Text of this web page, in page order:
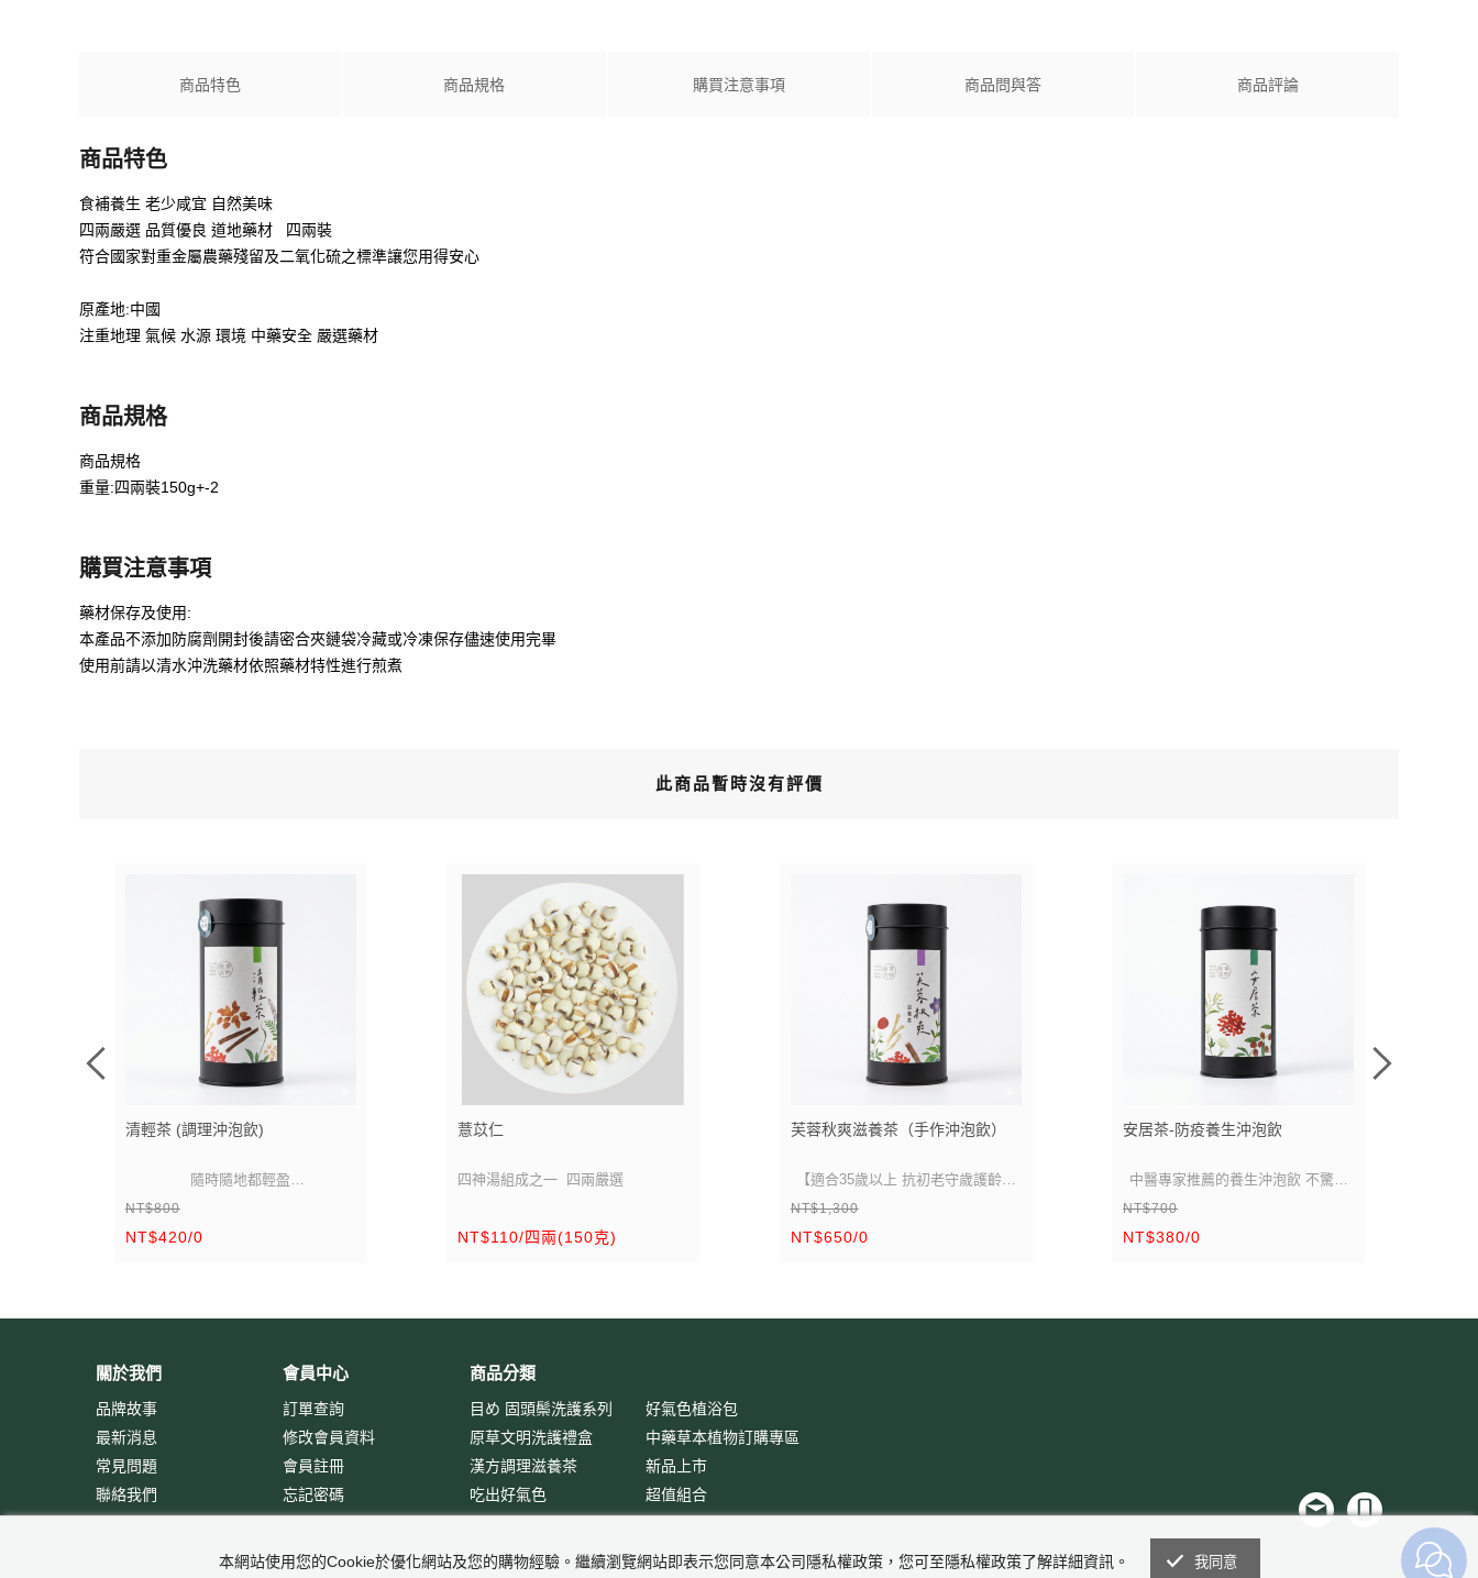
商品特色 商品規格 購買注意事項 商品問與答 商品評論
商品特色
食補養生 老少咸宜 自然美味
四兩嚴選 品質優良 道地藥材 四兩裝
符合國家對重金屬農藥殘留及二氧化硫之標準讓您用得安心
原產地:中國
注重地理 氣候 水源 環境 中藥安全 嚴選藥材
商品規格
商品規格
重量:四兩裝150g+-2
購買注意事項
藥材保存及使用:
本產品不添加防腐劑開封後請密合夾鏈袋冷藏或冷凍保存儘速使用完畢
使用前請以清水沖洗藥材依照藥材特性進行煎煮
此商品暫時沒有評價
清輕茶 (調理沖泡飲)
隨時隨地都輕盈
【體內環保淨化、清火滋潤
內含：黃耆、參鬚、茵陳、仙楂、厚
朴、萬點金、 甘草、薄荷、紅骨蛇
NT$800
NT$420/0
薏苡仁
四神湯組成之一 四兩嚴選
NT$110/四兩(150克)
芙蓉秋爽滋養茶（手作沖泡飲）
【適合35歲以上 抗初老守歲護齡】
內含: 人參 黃耆 枸杞 杜仲
保護維持身體的活力持續向前
NT$1,300
NT$650/0
安居茶-防疫養生沖泡飲
中醫專家推薦的養生沖泡飲 不驚味
組成：黃耆、魚腥草、當歸、枸杞
NT$700
NT$380/0
關於我們
品牌故事
最新消息
常見問題
聯絡我們
會員中心
訂單查詢
修改會員資料
會員註冊
忘記密碼
商品分類
目め 固頭鬃洗護系列
原草文明洗護禮盒
漢方調理滋養茶
吃出好氣色
好氣色植浴包
中藥草本植物訂購專區
新品上市
超值組合
本網站使用您的Cookie於優化網站及您的購物經驗。繼續瀏覽網站即表示您同意本公司隱私權政策，您可至隱私權政策了解詳細資訊。 我同意